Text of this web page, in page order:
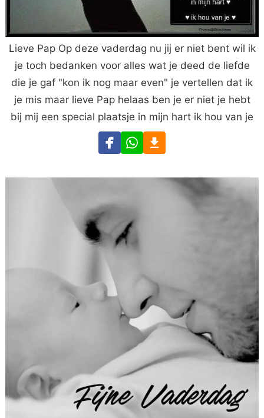
Lieve Pap Op deze vaderdag nu jij er niet bent wil ik
je toch bedanken voor alles wat je deed de liefde
die je gaf "kon ik nog maar even" je vertellen dat ik
je mis maar lieve Pap helaas ben je er niet je hebt
bij mij een special plaatsje in mijn hart ik hou van je